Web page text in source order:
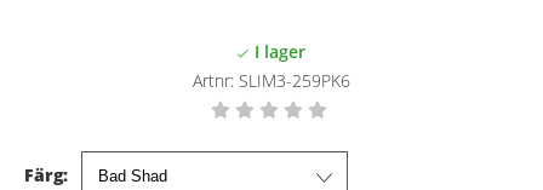
Artnr: SLIM3-259PK6
Färg: